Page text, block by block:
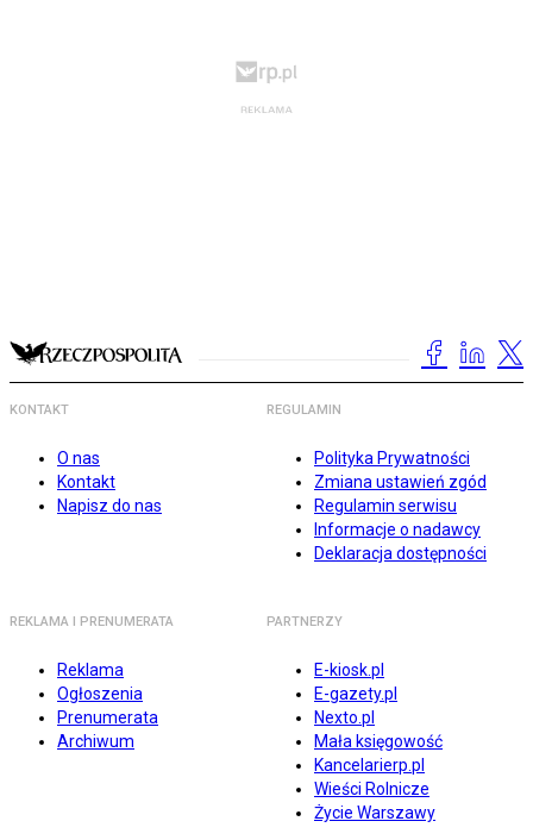
KONTAKT
O nas
Kontakt
Napisz do nas
REGULAMIN
Polityka Prywatności
Zmiana ustawień zgód
Regulamin serwisu
Informacje o nadawcy
Deklaracja dostępności
REKLAMA I PRENUMERATA
Reklama
Ogłoszenia
Prenumerata
Archiwum
PARTNERZY
E-kiosk.pl
E-gazety.pl
Nexto.pl
Mała księgowość
Kancelarierp.pl
Wieści Rolnicze
Życie Warszawy